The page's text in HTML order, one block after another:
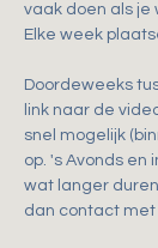
vaak doen als je
Elke week
Doordeweeks
link naar de
snel mogelijk
op. 's Avonds en
wat langer
dan contact met